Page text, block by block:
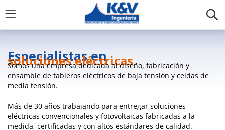
Especialistas en
soluciones eléctricas
Somos una empresa dedicada al diseño, fabricación y
ensamble de tableros eléctricos de baja tensión y celdas de
media tensión.
Más de 30 años trabajando para entregar soluciones
eléctricas convencionales y fotovoltaicas fabricadas a la
medida, certificadas y con altos estándares de calidad.